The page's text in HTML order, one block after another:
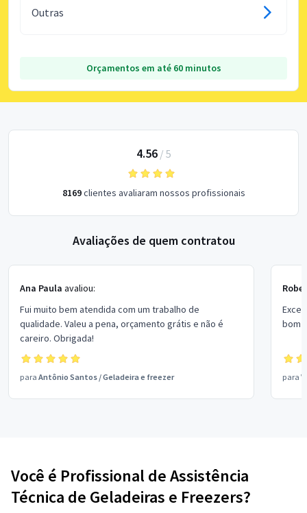
Outras
Orçamentos em até 60 minutos
4.56/ 5
8169clientes avaliaram nossos profissionais
Avaliações de quem contratou
Ana Paula avaliou:
Fui muito bem atendida com um trabalho de
qualidade. Valeu a pena, orçamento grátis e não é
careiro. Obrigada!
para Antônio Santos /Geladeira e freezer
bom
para
Você é Profissional de Assistência
Técnica de Geladeiras e Freezers?